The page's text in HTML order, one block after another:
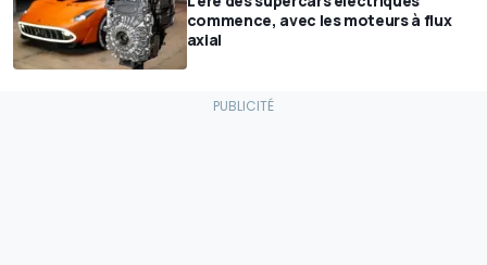
commence, avec les moteurs à flux
axial